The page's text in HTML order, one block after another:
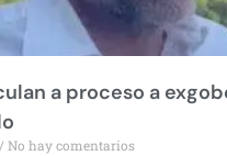
a proceso a
No hay comentarios